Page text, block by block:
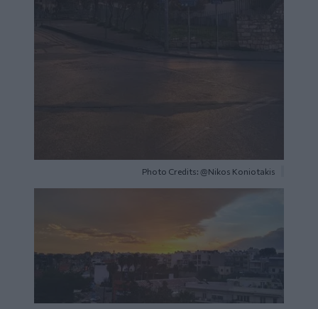
Photo Credits: @Nikos Koniotakis